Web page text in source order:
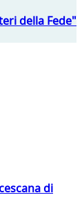
della Fede"
di